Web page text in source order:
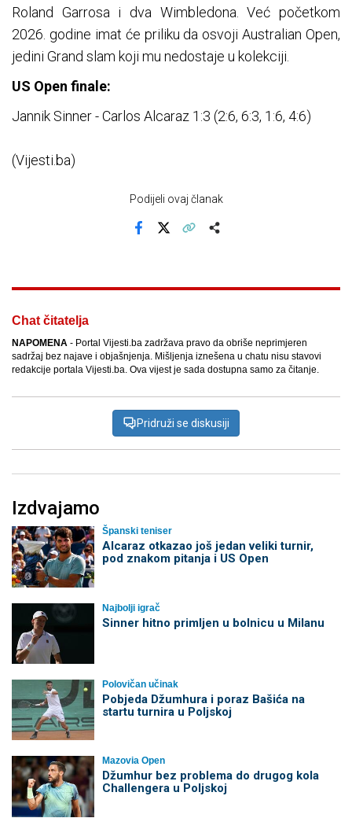
Roland Garrosa i dva Wimbledona. Već početkom
2026. godine imat će priliku da osvoji Australian Open,
jedini Grand slam koji mu nedostaje u kolekciji.
US Open finale:
Jannik Sinner - Carlos Alcaraz 1:3 (2:6, 6:3, 1:6, 4:6)
(Vijesti.ba)
Podijeli ovaj članak
Chat čitatelja
NAPOMENA - Portal Vijesti.ba zadržava pravo da obriše neprimjeren
sadržaj bez najave i objašnjenja. Mišljenja iznešena u chatu nisu stavovi
redakcije portala Vijesti.ba. Ova vijest je sada dostupna samo za čitanje.
Pridruži se diskusiji
Izdvajamo
Španski teniser
Alcaraz otkazao još jedan veliki turnir,
pod znakom pitanja i US Open
Najbolji igrač
Sinner hitno primljen u bolnicu u Milanu
Polovičan učinak
Pobjeda Džumhura i poraz Bašića na
startu turnira u Poljskoj
Mazovia Open
Džumhur bez problema do drugog kola
Challengera u Poljskoj